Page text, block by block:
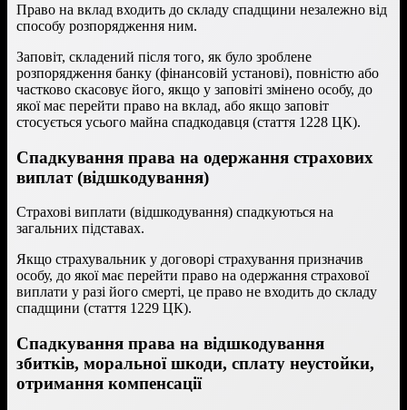
Право на вклад входить до складу спадщини незалежно від
способу розпорядження ним.
Заповіт, складений після того, як було зроблене
розпорядження банку (фінансовій установі), повністю або
частково скасовує його, якщо у заповіті змінено особу, до
якої має перейти право на вклад, або якщо заповіт
стосується усього майна спадкодавця (стаття 1228 ЦК).
Спадкування права на одержання страхових
виплат (відшкодування)
Страхові виплати (відшкодування) спадкуються на
загальних підставах.
Якщо страхувальник у договорі страхування призначив
особу, до якої має перейти право на одержання страхової
виплати у разі його смерті, це право не входить до складу
спадщини (стаття 1229 ЦК).
Спадкування права на відшкодування
збитків, моральної шкоди, сплату неустойки,
отримання компенсації